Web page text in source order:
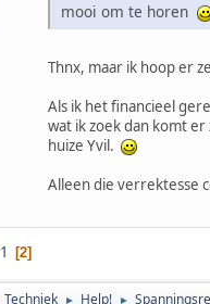
mooi om te horen
Thnx, maar ik hoop er
Als ik het financieel
wat ik zoek dan komt
huize Yvil.
Alleen die verrektesse
1 2
Techniek ► Help! ►